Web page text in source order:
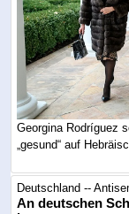
Georgina Rodríguez
„gesund“ auf
Deutschland --
An deutschen